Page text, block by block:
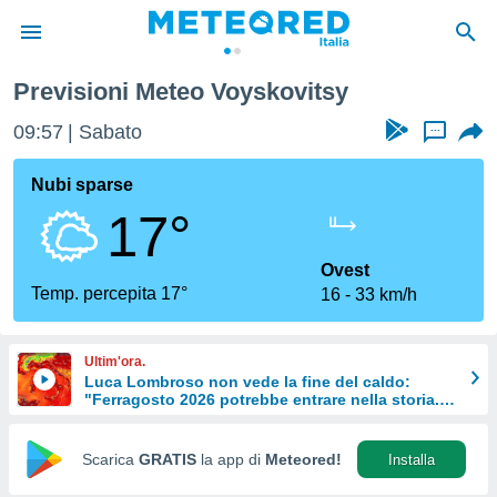
di
per
le
di
Web
Previsioni Meteo Voyskovitsy
09:57 Sabato ...
Nubi sparse
17°
Temp. percepita 17°
Ovest
16
33 km/h
Ultim'ora.
Luca Lombroso non vede la fine del caldo:
"Ferragosto 2026 potrebbe entrare nella storia.
Scarica GRATIS la app di Meteored! Installa